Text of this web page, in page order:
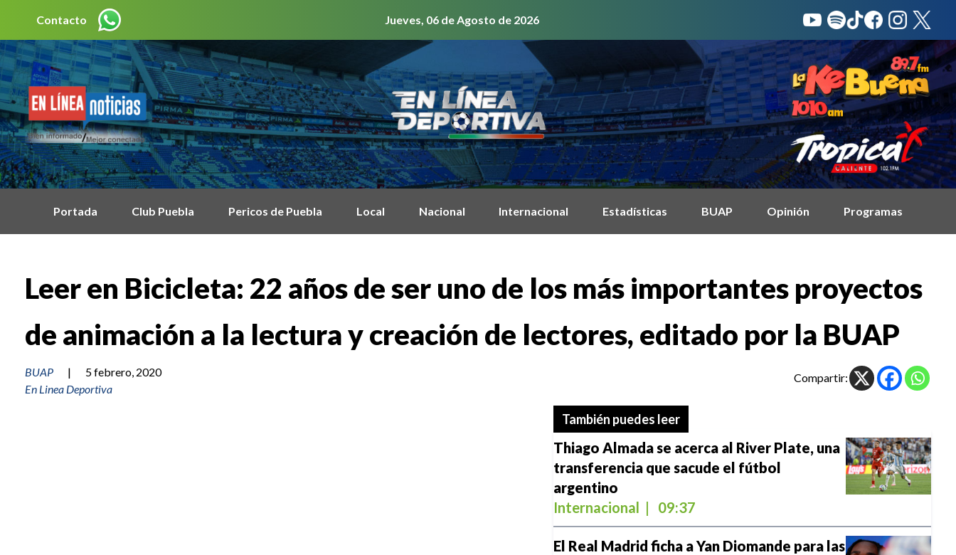
Contacto Jueves, 06 de Agosto de 2026
Portada Club Puebla Pericos de Puebla Local Nacional Internacional Estadísticas BUAP Opinión Programas
Leer en Bicicleta: 22 años de ser uno de los más importantes proyectos
de animación a la lectura y creación de lectores, editado por la BUAP
BUAP |
5 febrero, 2020
En Linea Deportiva
Compartir:
También puedes leer
Thiago Almada se acerca al River Plate, una
transferencia que sacude el fútbol
argentino
Internacional | 09:37
El Real Madrid ficha a Yan Diomande para las